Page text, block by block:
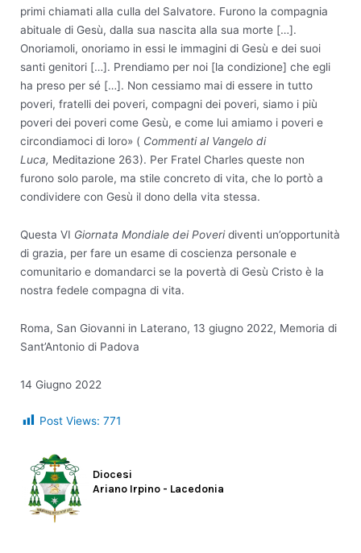
primi chiamati alla culla del Salvatore. Furono la compagnia
abituale di Gesù, dalla sua nascita alla sua morte […].
Onoriamoli, onoriamo in essi le immagini di Gesù e dei suoi
santi genitori […]. Prendiamo per noi [la condizione] che egli
ha preso per sé […]. Non cessiamo mai di essere in tutto
poveri, fratelli dei poveri, compagni dei poveri, siamo i più
poveri dei poveri come Gesù, e come lui amiamo i poveri e
circondiamoci di loro» ( Commenti al Vangelo di
Luca, Meditazione 263). Per Fratel Charles queste non
furono solo parole, ma stile concreto di vita, che lo portò a
condividere con Gesù il dono della vita stessa.
Questa VI Giornata Mondiale dei Poveridiventi un’opportunità
di grazia, per fare un esame di coscienza personale e
comunitario e domandarci se la povertà di Gesù Cristo è la
nostra fedele compagna di vita.
Roma, San Giovanni in Laterano, 13 giugno 2022, Memoria di
Sant’Antonio di Padova
14 Giugno 2022
Post Views: 771
Diocesi
Ariano Irpino - Lacedonia